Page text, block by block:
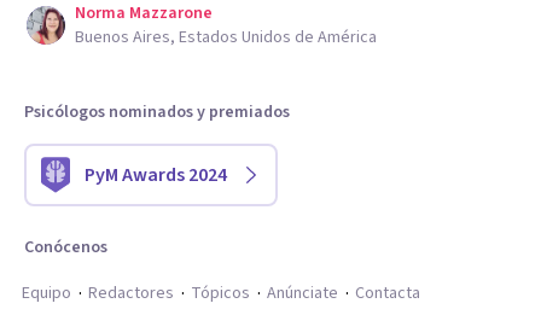
Norma Mazzarone
Buenos Aires, Estados Unidos de América
Psicólogos nominados y premiados
PyM Awards 2024
Conócenos
Equipo
Redactores Tópicos Anúnciate Contacta